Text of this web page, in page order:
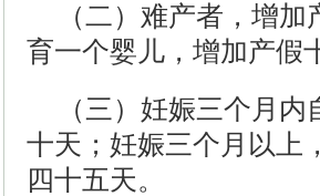
（二）难产者，增
育一个婴儿，增加产假
（三）妊娠三个月
十天；妊娠三个月以上
四十五天。